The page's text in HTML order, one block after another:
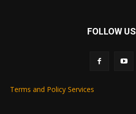
FOLLOW US
Terms and Policy Services